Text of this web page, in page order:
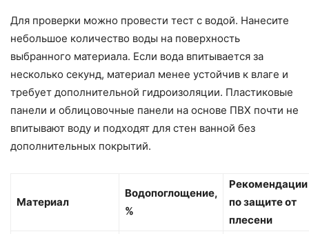
Для проверки можно провести тест с водой. Нанесите
небольшое количество воды на поверхность
выбранного материала. Если вода впитывается за
несколько секунд, материал менее устойчив к влаге и
требует дополнительной гидроизоляции. Пластиковые
панели и облицовочные панели на основе ПВХ почти не
впитывают воду и подходят для стен ванной без
дополнительных покрытий.
Материал
Водопоглощение,
%
Рекомендации
по защите от
плесени